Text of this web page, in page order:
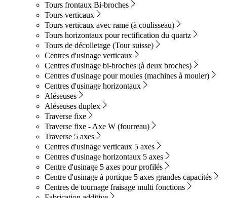
Tours frontaux Bi-broches
Tours verticaux
Tours verticaux avec rame (à coulisseau)
Tours horizontaux pour rectification du quartz
Tours de décolletage (Tour suisse)
Centres d'usinage verticaux
Centres d'usinage bi-broches (à deux broches)
Centres d'usinage pour moules (machines à mouler)
Centres d'usinage horizontaux
Aléseuses
Aléseuses duplex
Traverse fixe
Traverse fixe - Axe W (fourreau)
Traverse 5 axes
Centres d'usinage verticaux 5 axes
Centres d'usinage horizontaux 5 axes
Centre d'usinage 5 axes pour profilés
Centre d'usinage à portique 5 axes grandes capacités
Centres de tournage fraisage multi fonctions